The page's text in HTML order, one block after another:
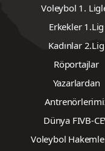
Voleybol 1.
Erkekler 1.Lig
Kadınlar 2.Lig
Röportajlar
Yazarlardan
Dünya FIVB-
Voleybol